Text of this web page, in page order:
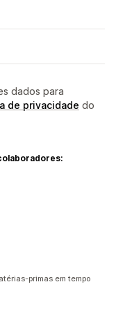
dados para
de privacidade do
primas em tempo